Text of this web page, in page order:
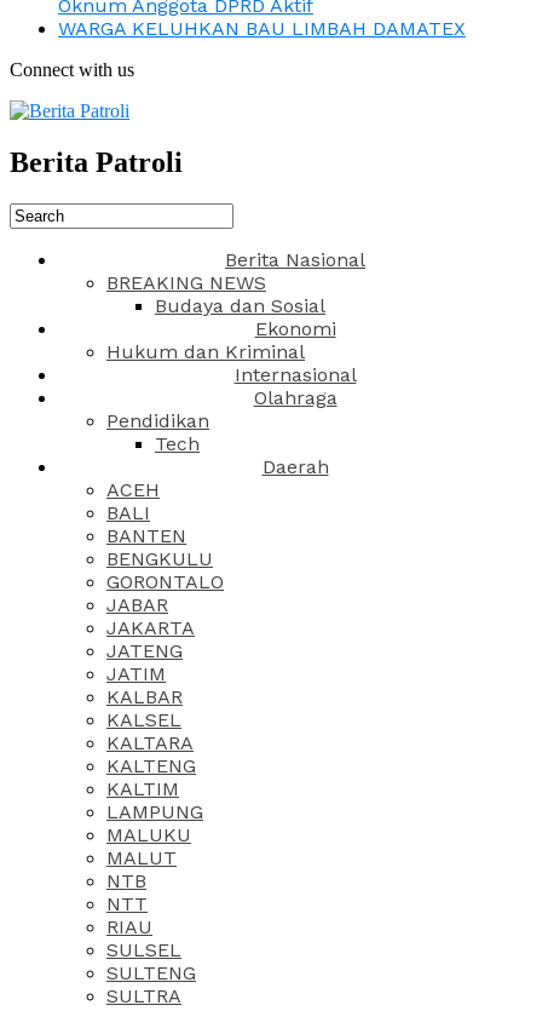
Oknum Anggota DPRD Aktif
WARGA KELUHKAN BAU LIMBAH DAMATEX
Connect with us
Berita Patroli
Berita Nasional
BREAKING NEWS
Budaya dan Sosial
Ekonomi
Hukum dan Kriminal
Internasional
Olahraga
Pendidikan
Tech
Daerah
ACEH
BALI
BANTEN
BENGKULU
GORONTALO
JABAR
JAKARTA
JATENG
JATIM
KALBAR
KALSEL
KALTARA
KALTENG
KALTIM
LAMPUNG
MALUKU
MALUT
NTB
NTT
RIAU
SULSEL
SULTENG
SULTRA